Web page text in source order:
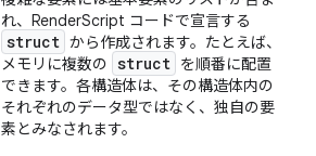
れ、RenderScript コードで宣言する
struct から作成されます。たとえば、
メモリに複数の struct を順番に配置
できます。各構造体は、その構造体内の
それぞれのデータ型ではなく、独自の要
素とみなされます。